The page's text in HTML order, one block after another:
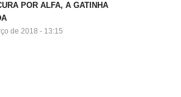
POR ALFA, A GATINHA
de 2018 - 13:15